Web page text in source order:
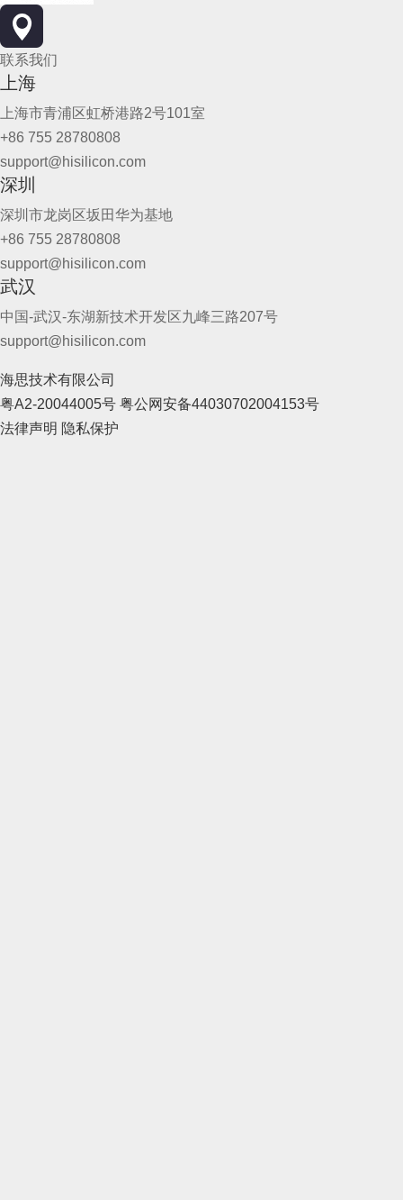
联系我们
上海
上海市青浦区虹桥港路2号101室
+86 755 28780808
support@hisilicon.com
深圳
深圳市龙岗区坂田华为基地
+86 755 28780808
support@hisilicon.com
武汉
中国-武汉-东湖新技术开发区九峰三路207号
support@hisilicon.com
海思技术有限公司
粤A2-20044005号 粤公网安备44030702004153号
法律声明 隐私保护